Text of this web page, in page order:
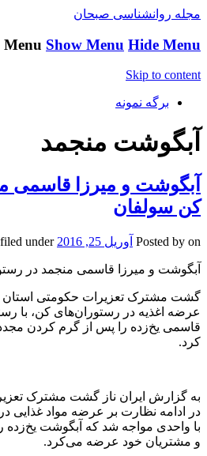
مجله روانشناسی صبحان
Menu Show Menu Hide Menu
Skip to content
برگه نمونه
آبگوشت منجمد
آبگوشت و میرزا قاسمی
کن سولفان
Posted by on آوریل 25, 2016 under
آبگوشت و میرزا قاسمی منجمد در
گشت مشترک تعزیرات حکومتی استان
عرضه اغذیه در رستوران‌های کن، با
قاسمی یخ‌زده را پس از گرم کردن
کرد.
به گزارش ایران ناز گشت‌ مشترک
در ادامه نظارت بر عرضه مواد غذایی
با واحدی مواجه شد که آبگوشت یخ‌زده
و مشتریان خود عرضه می‌کرد.